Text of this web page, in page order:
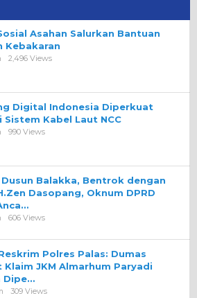
Asahan Salurkan Bantuan
Kebakaran
2,496 Views
Digital Indonesia Diperkuat
Sistem Kabel Laut NCC
990 Views
Balakka, Bentrok dengan
Dasopang, Oknum DPRD
606 Views
Polres Palas: Dumas
Klaim JKM Almarhum Paryadi
Dipe…
309 Views